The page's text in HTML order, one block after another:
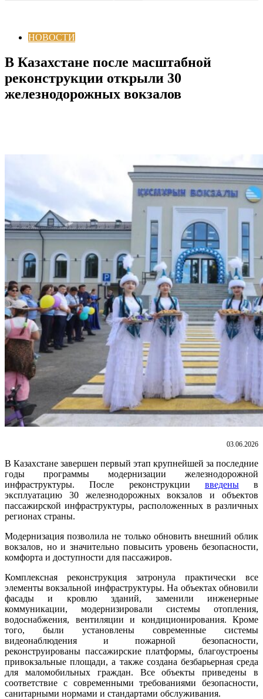
НОВОСТИ
В Казахстане после масштабной
реконструкции открыли 30
железнодорожных вокзалов
03.06.2026
В Казахстане завершен первый этап крупнейшей за последние
годы программы модернизации железнодорожной
инфраструктуры. После реконструкции введеныв
эксплуатацию 30 железнодорожных вокзалов и объектов
пассажирской инфраструктуры, расположенных в различных
регионах страны.
Модернизация позволила не только обновить внешний облик
вокзалов, но и значительно повысить уровень безопасности,
комфорта и доступности для пассажиров.
Комплексная реконструкция затронула практически все
элементы вокзальной инфраструктуры. На объектах обновили
фасады и кровлю зданий, заменили инженерные
коммуникации, модернизировали системы отопления,
водоснабжения, вентиляции и кондиционирования. Кроме
того, были установлены современные системы
видеонаблюдения и пожарной безопасности,
реконструированы пассажирские платформы, благоустроены
привокзальные площади, а также создана безбарьерная среда
для маломобильных граждан. Все объекты приведены в
соответствие с современными требованиями безопасности,
санитарными нормами и стандартами обслуживания.